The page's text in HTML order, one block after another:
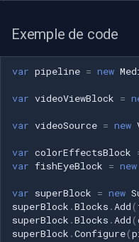
Exemple de code
var pipeline = new
var videoViewBlock =
var videoSource = new
var colorEffectsBlock
var fishEyeBlock = new
var superBlock = new
superBlock .Blocks . Add (
superBlock .Blocks . Add (
superBlock .Configure(